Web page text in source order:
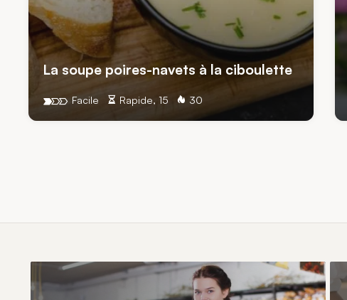
La soupe poires-navets à la ciboulette
Rapide, 15 30
Facile